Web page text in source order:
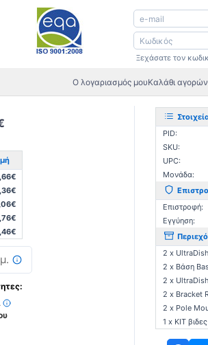
Ξεχάσατε τον
Ο λογαριασμός μουΚαλάθι αγορών
PID:
SKU:
UPC:
Μονάδα:
Επιστροφή:
Εγγύηση:
2 x UltraDish
2 x Βάση
2 x
2 x Bracket
2 x Pole
1 x KIT βιδες